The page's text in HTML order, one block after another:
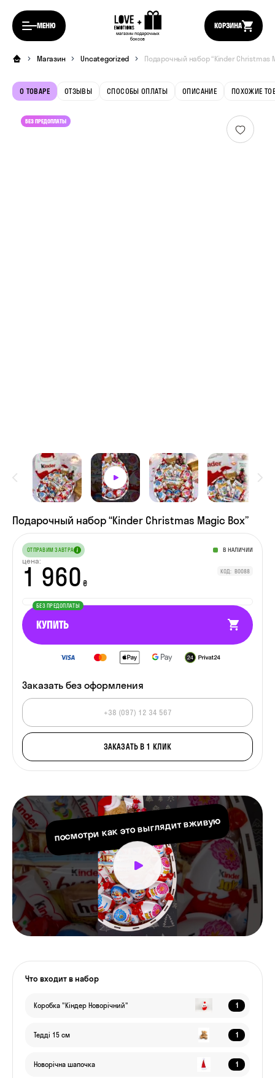
МЕНЮ
магазин подарочных
боксов
КОРЗИНА
Магазин Uncategorized Подарочный набор “Kinder Christmas
О ТОВАРЕ ОТЗЫВЫ СПОСОБЫ ОПЛАТЫ ОПИСАНИЕ ПОХОЖИЕ
Подарочный набор “Kinder Christmas Magic Box”
ОТПРАВИМ ЗАВТРА В НАЛИЧИИ
КОД: B0088
цена:
1 960 ₴
БЕЗ ПРЕДОПЛАТЫ
КУПИТЬ
Заказать без оформления
ЗАКАЗАТЬ В 1 КЛИК
посмотри как это выглядит вживую
Что входит в набор
Коробка "Кіндер Новорічний" 1
Тедді 15 см 1
Новорічна шапочка 1